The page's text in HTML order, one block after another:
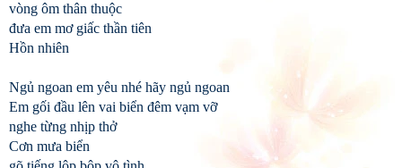
vòng ôm thân thuộc
đưa em mơ giấc thần tiên
Hồn nhiên
Ngủ ngoan em yêu nhé hãy ngủ ngoan
Em gối đầu lên vai biển đêm vạm vỡ
nghe từng nhịp thở
Cơn mưa biển